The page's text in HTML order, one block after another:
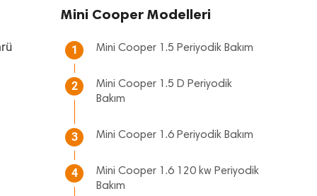
Mini Cooper Modelleri
1 Mini Cooper 1.5 Periyodik Bakım
2
Mini Cooper 1.5 D Periyodik
Bakım
3 Mini Cooper 1.6 Periyodik Bakım
4
Mini Cooper 1.6 120 kw Periyodik
Bakım